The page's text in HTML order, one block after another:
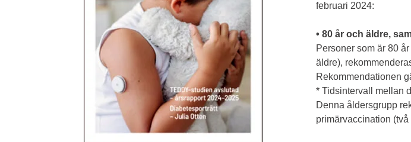
februari 2024:
• 80 år och äldre,
Personer som är 80
äldre),
Rekommendationen
* Tidsintervall mellan
Denna åldersgrupp
primärvaccination